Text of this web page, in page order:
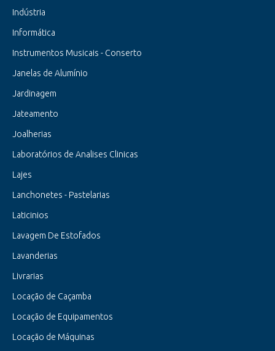
Indústria
Informática
Instrumentos Musicais - Conserto
Janelas de Alumínio
Jardinagem
Jateamento
Joalherias
Laboratórios de Analises Clinicas
Lajes
Lanchonetes - Pastelarias
Laticinios
Lavagem De Estofados
Lavanderias
Livrarias
Locação de Caçamba
Locação de Equipamentos
Locação de Máquinas